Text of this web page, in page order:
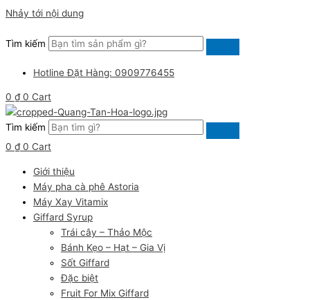
Nhảy tới nội dung
Tìm kiếm
Hotline Đặt Hàng: 0909776455
0 ₫ 0 Cart
Tìm kiếm
0 ₫ 0 Cart
Giới thiệu
Máy pha cà phê Astoria
Máy Xay Vitamix
Giffard Syrup
Trái cây – Thảo Mộc
Bánh Kẹo – Hạt – Gia Vị
Sốt Giffard
Đặc biệt
Fruit For Mix Giffard